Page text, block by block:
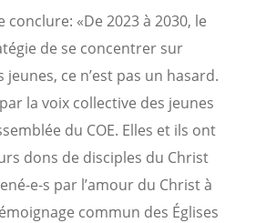
conclure: «De 2023 à 2030, le
de se concentrer sur
jeunes, ce n’est pas un hasard.
la voix collective des jeunes
du COE. Elles et ils ont
dons de disciples du Christ
e-s par l’amour du Christ à
commun des Églises